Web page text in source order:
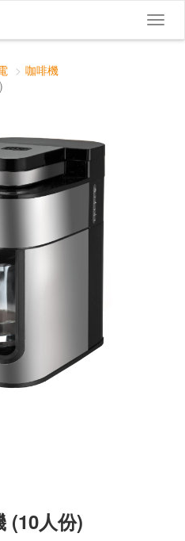
)
Toggle
咖啡機
(10人份)